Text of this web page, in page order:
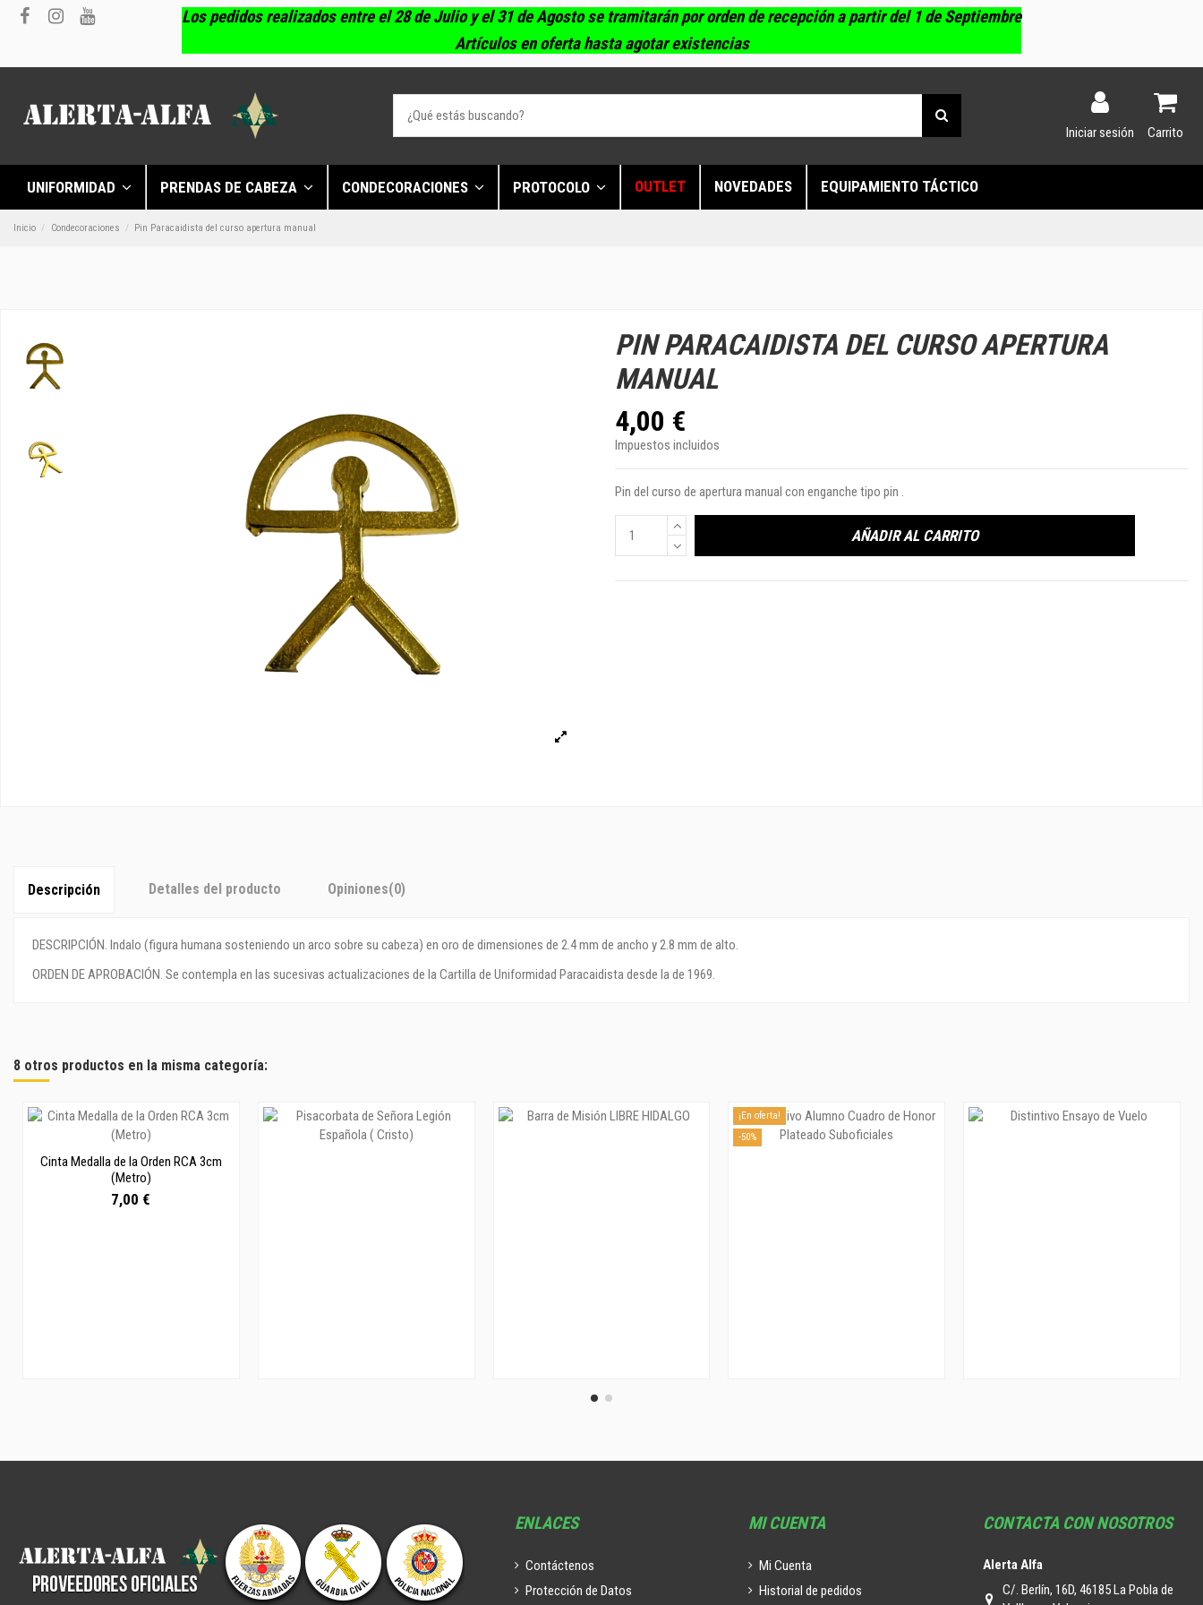
Los pedidos realizados entre el 28 de Julio y el 31 de Agosto se tramitarán por orden de recepción a partir del 1 de Septiembre
Artículos en oferta hasta agotar existencias
Iniciar sesión Carrito
UNIFORMIDAD PRENDAS DE CABEZA CONDECORACIONES PROTOCOLO OUTLET NOVEDADES EQUIPAMIENTO TÁCTICO
Inicio Condecoraciones Pin Paracaidista del curso apertura manual
PIN PARACAIDISTA DEL CURSO APERTURA
MANUAL
4,00 €
Impuestos incluidos
Pin del curso de apertura manual con enganche tipo pin .
AÑADIR AL CARRITO
Descripción Detalles del producto Opiniones(0)
DESCRIPCIÓN. Indalo (figura humana sosteniendo un arco sobre su cabeza) en oro de dimensiones de 2.4 mm de ancho y 2.8 mm de alto.
ORDEN DE APROBACIÓN. Se contempla en las sucesivas actualizaciones de la Cartilla de Uniformidad Paracaidista desde la de 1969.
8 otros productos en la misma categoría:
Cinta Medalla de la Orden RCA 3cm
(Metro)
7,00 €
¡En oferta!
-50%
ENLACES
Contáctenos
Protección de Datos
MI CUENTA
Mi Cuenta
Historial de pedidos
CONTACTA CON NOSOTROS
Alerta Alfa
C/. Berlín, 16D, 46185 La Pobla de